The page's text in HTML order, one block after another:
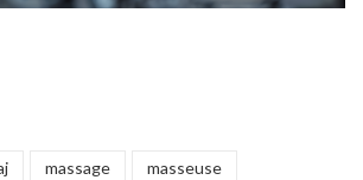
massage masseuse